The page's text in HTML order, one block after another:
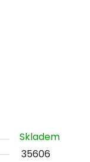
Skladem
35606